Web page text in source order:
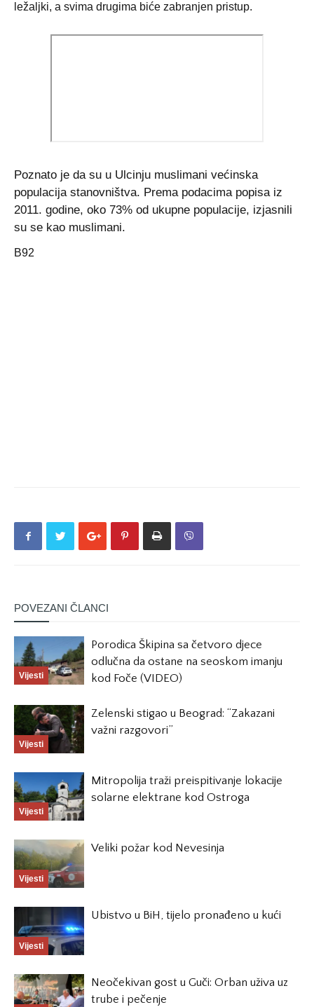
ležaljki, a svima drugima biće zabranjen pristup.
Poznato je da su u Ulcinju muslimani većinska
populacija stanovništva. Prema podacima popisa iz
2011. godine, oko 73% od ukupne populacije, izjasnili
su se kao muslimani.
B92
POVEZANI ČLANCI
Vijesti
Porodica Škipina sa četvoro djece
odlučna da ostane na seoskom imanju
kod Foče (VIDEO)
Vijesti
Zelenski stigao u Beograd: “Zakazani
važni razgovori”
Vijesti
Mitropolija traži preispitivanje lokacije
solarne elektrane kod Ostroga
Vijesti
Veliki požar kod Nevesinja
Vijesti
Ubistvo u BiH, tijelo pronađeno u kući
Neočekivan gost u Guči: Orban uživa uz
trube i pečenje